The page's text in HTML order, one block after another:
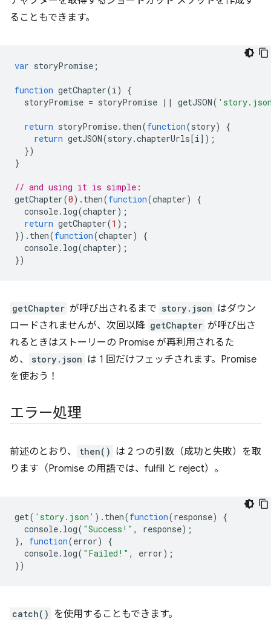
ることもできます。
var storyPromise ;
function getChapter(i)
{
storyPromise = storyPromise || getJSON(
return storyPromise. then(function(story)
{
return getJSON(story.chapterUrls[i]);
})
}
// and using it is simple:
getChapter(0). then(function(chapter)
{
console. log(chapter);
return getChapter(1 );
}). then(function(chapter)
{
console. log(chapter);
})
getChapter が呼び出されるまで story.json はダウン
ロードされませんが、次回以降 getChapter が呼び出さ
れるときはストーリーの Promise が再利用されるた
め、
story.json は 1 回だけフェッチされます。Promise
を使おう！
エラー処理
前述のとおり、 then() は 2 つの引数（成功と失敗）を取
ります（Promise の用語では、fulfill と reject）。
get( 'story.json' ). then(function(response)
{
console. log( "Success!" , response);
},
function(error)
{
console. log( "Failed!" , error);
})
catch() を使用することもできます。